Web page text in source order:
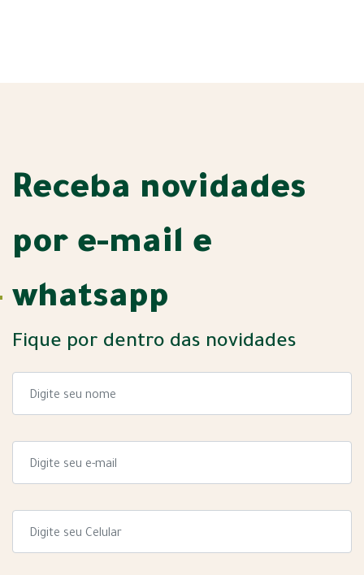
Receba novidades
por e-mail e
whatsapp
Fique por dentro das novidades